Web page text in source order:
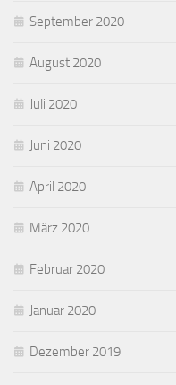
September 2020
August 2020
Juli 2020
Juni 2020
April 2020
März 2020
Februar 2020
Januar 2020
Dezember 2019